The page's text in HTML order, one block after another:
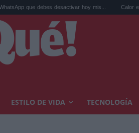
desactivar hoy mis... Calor extremo y
ESTILO DE VIDA TECNOLOGÍA